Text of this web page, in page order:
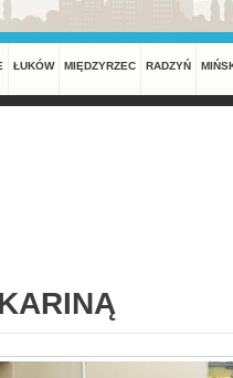
ŁUKÓW MIĘDZYRZEC RADZYŃ